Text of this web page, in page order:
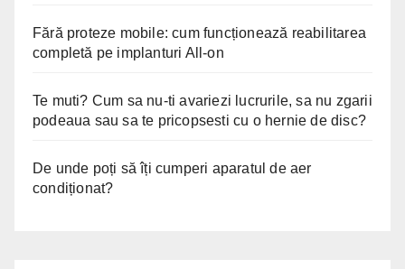
Fără proteze mobile: cum funcționează reabilitarea
completă pe implanturi All-on
Te muti? Cum sa nu-ti avariezi lucrurile, sa nu zgarii
podeaua sau sa te pricopsesti cu o hernie de disc?
De unde poți să îți cumperi aparatul de aer
condiționat?